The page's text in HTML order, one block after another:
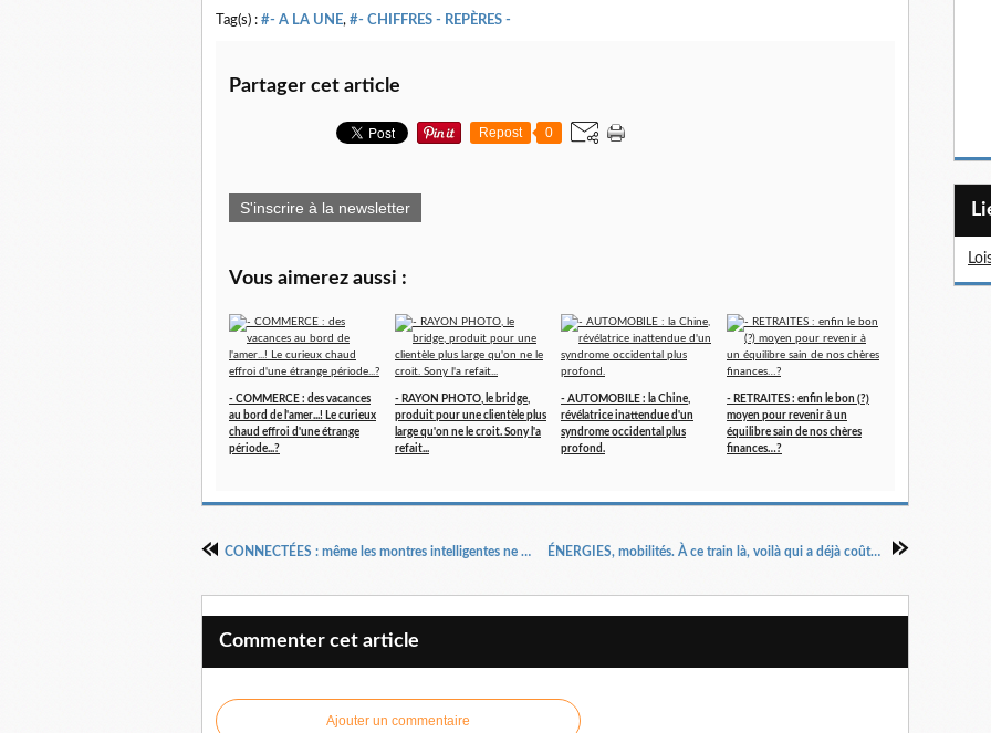
Tag(s) : #- A LA UNE, #- CHIFFRES - REPÈRES -
Partager cet article
Repost 0
S'inscrire à la newsletter
Vous aimerez aussi :
- COMMERCE : des vacances
au bord de l'amer...! Le curieux
chaud effroi d'une étrange
période...?
- RAYON PHOTO, le bridge,
produit pour une clientèle plus
large qu'on ne le croit. Sony l'a
refait...
- AUTOMOBILE : la Chine,
révélatrice inattendue d'un
syndrome occidental plus
profond.
- RETRAITES : enfin le bon (?)
moyen pour revenir à un
équilibre sain de nos chères
finances…?
CONNECTÉES : même les montres intelligentes ne parviennent pas à serrer tous les poignets... ÉNERGIES, mobilités. À ce train là, voilà qui a déjà coûté, coûte et coûtera encore fort cher. Europe...?
Commenter cet article
Ajouter un commentaire